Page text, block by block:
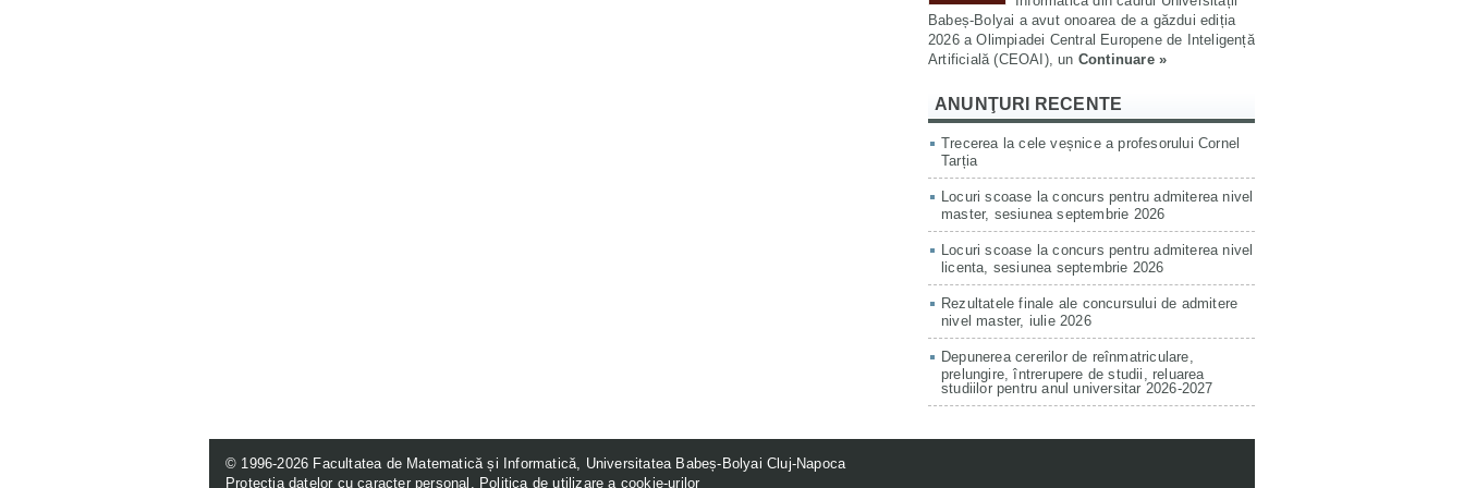
Babeș-Bolyai a avut onoarea de a găzdui ediția
2026 a Olimpiadei Central Europene de Inteligență
Artificială (CEOAI), un Continuare »
ANUNŢURI RECENTE
Trecerea la cele veșnice a profesorului Cornel
Tarția
Locuri scoase la concurs pentru admiterea nivel
master, sesiunea septembrie 2026
Locuri scoase la concurs pentru admiterea nivel
licenta, sesiunea septembrie 2026
Rezultatele finale ale concursului de admitere
nivel master, iulie 2026
Depunerea cererilor de reînmatriculare,
prelungire, întrerupere de studii, reluarea
studiilor pentru anul universitar 2026-2027
© 1996-2026 Facultatea de Matematică și Informatică, Universitatea Babeș-Bolyai Cluj-Napoca
Protecția datelor cu caracter personal . Politica de utilizare a cookie-urilor